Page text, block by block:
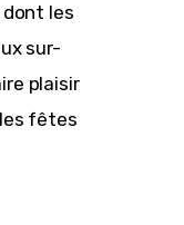
dont les
sur-
plaisir
fêtes